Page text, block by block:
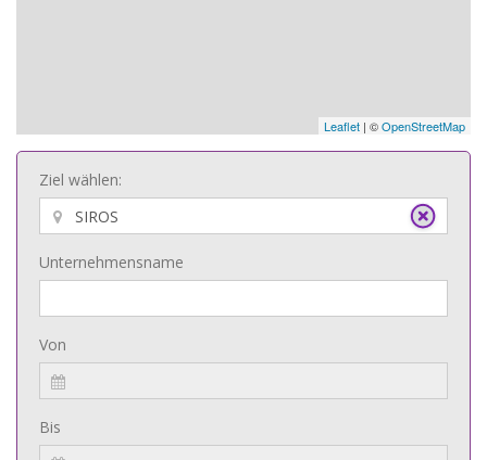
Leaflet | ©OpenStreetMap
Ziel wählen:
Unternehmensname
Von
Bis